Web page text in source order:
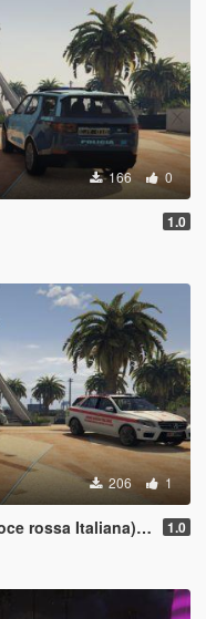
166 0
1.0
206 1
Italiana) Paintjob 1.0